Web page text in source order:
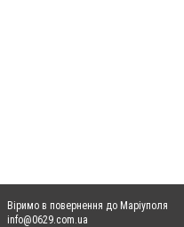
Віримо в повернення до Маріуполя
info@0629.com.ua